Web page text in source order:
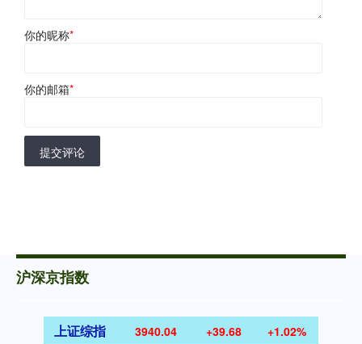
你的昵称*
你的邮箱*
提交评论
沪深京指数
上证综指 3940.04 +39.68 +1.02%